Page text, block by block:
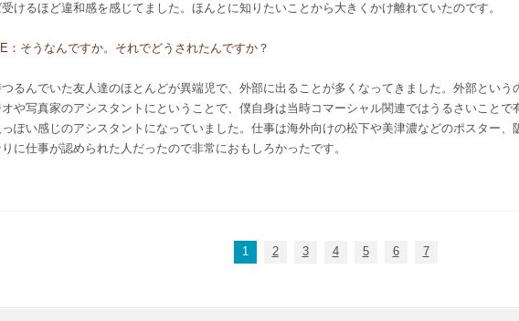
けるほど違和感を感じてました。ほんとに知りたいことから大きくかけ離れていたのです。
：そうなんですか。それでどうされたんですか？
つるんでいた友人達のほとんどが異端児で、外部に出ることが多くなってきました。外部という
オや写真家のアシスタントにということで、僕自身は当時コマーシャル関連ではうるさいこと
っぽい感じのアシスタントになっていました。仕事は海外向けの松下や美津濃などのポスター、
に仕事が認められた人だったので非常におもしろかったです。
1 2 3 4 5 6 7